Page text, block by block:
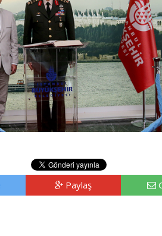
Paylaş